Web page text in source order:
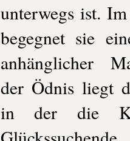
unterwegs ist.
begegnet sie
anhänglicher
der Ödnis liegt
in der die